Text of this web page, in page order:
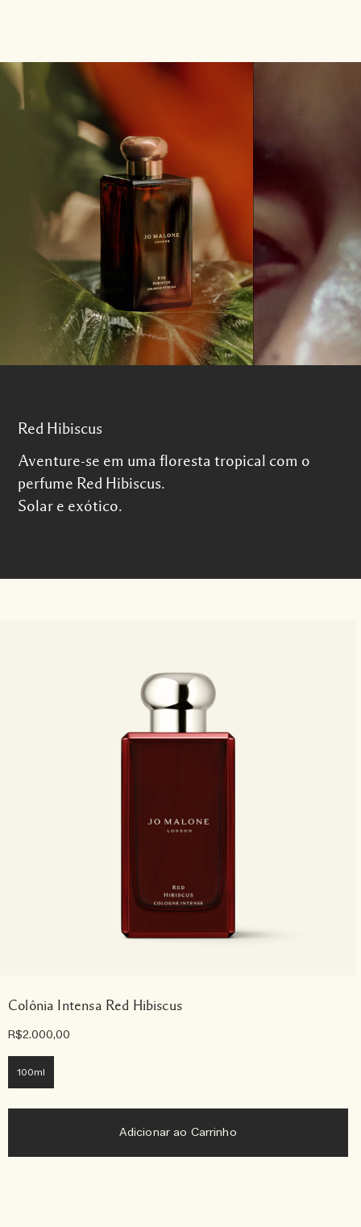
Red Hibiscus
Aventure-se em uma floresta tropical com o
perfume Red Hibiscus.
Solar e exótico.
Colônia Intensa Red Hibiscus
R$2.000,00
100ml
Adicionar ao Carrinho